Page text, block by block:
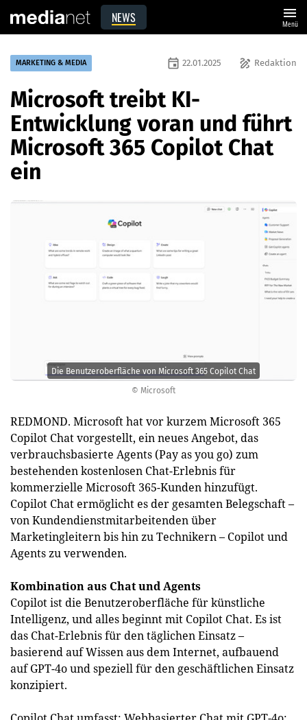
NEWS menu
Menü
© Microsoft
Die Benutzeroberfläche von Microsoft 365 Copilot Chat
MARKETING & MEDIA draw Redaktion
event 22.01.2025
Microsoft treibt KI-
Entwicklung voran und führt
Microsoft 365 Copilot Chat
ein
REDMOND. Microsoft hat vor kurzem Microsoft 365
Copilot Chat vorgestellt, ein neues Angebot, das
verbrauchsbasierte Agents (Pay as you go) zum
bestehenden kostenlosen Chat-Erlebnis für
kommerzielle Microsoft 365-Kunden hinzufügt.
Copilot Chat ermöglicht es der gesamten Belegschaft –
von Kundendienstmitarbeitenden über
Marketingleitern bis hin zu Technikern – Copilot und
Agents zu verwenden.
Kombination aus Chat und Agents
Copilot ist die Benutzeroberfläche für künstliche
Intelligenz, und alles beginnt mit Copilot Chat. Es ist
das Chat-Erlebnis für den täglichen Einsatz –
basierend auf Wissen aus dem Internet, aufbauend
auf GPT-4o und speziell für den geschäftlichen Einsatz
konzipiert.